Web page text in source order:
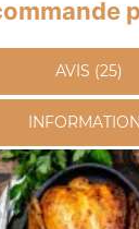
AVIS (25)